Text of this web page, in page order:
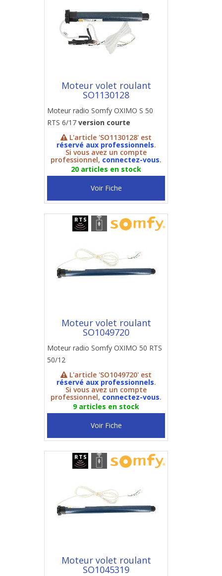
Moteur volet roulant
SO1130128
Moteur radio Somfy OXIMO S 50
RTS 6/17 version courte
L'article 'SO1130128' est
réservé aux professionnels.
Si vous avez un compte
professionnel, connectez-vous.
20 articles en stock
Voir Fiche
Moteur volet roulant
SO1049720
Moteur radio Somfy OXIMO 50 RTS
50/12
L'article 'SO1049720' est
réservé aux professionnels.
Si vous avez un compte
professionnel, connectez-vous.
9 articles en stock
Voir Fiche
Moteur volet roulant
SO1045319